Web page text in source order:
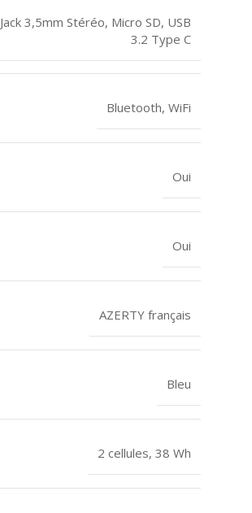
Jack 3,5mm Stéréo, Micro SD, USB
3.2 Type C
Bluetooth, WiFi
Oui
Oui
AZERTY français
Bleu
2 cellules, 38 Wh